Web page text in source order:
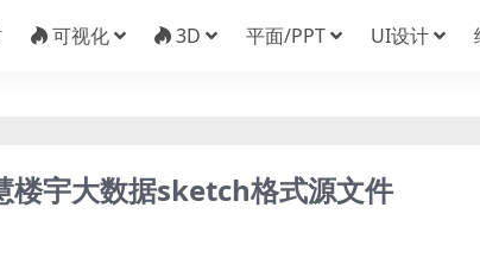
可视化 3D 平面/PPT UI设计
楼宇大数据sketch格式源文件